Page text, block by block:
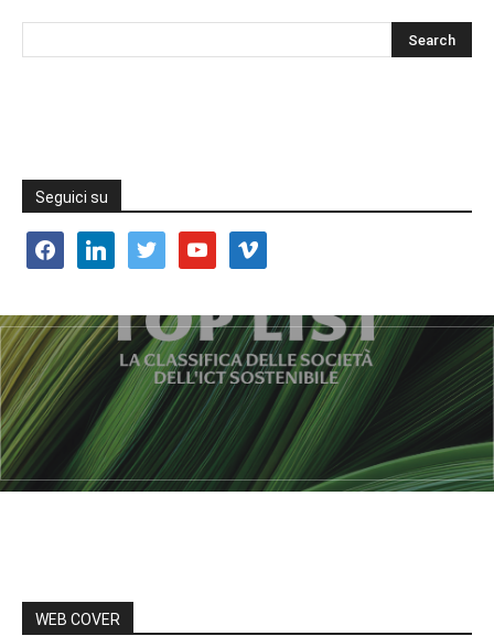
Seguici su
facebooklinkedin twitter youtube vimeo
WEB COVER